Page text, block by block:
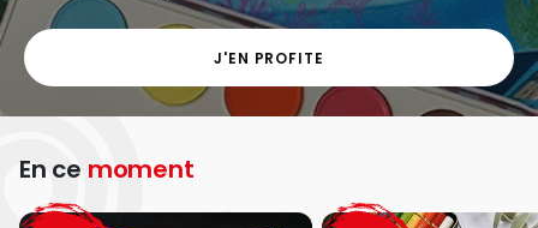
J'EN PROFITE
En ce moment